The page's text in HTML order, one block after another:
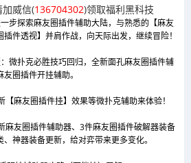
威信(136704302)领取福利黑科技
步探索麻友圈插件辅助大陆，与熟悉的【麻友
件透视】并肩作战，向天际出发，继续冒险！
微扑克必胜技巧回归，全新面孔麻友圈插件辅
圈插件开挂辅助。
麻友圈插件挂】效果等微扑克辅助来体验！
麻友圈插件辅助器、3件麻友圈插件破解器装备
神器装备更新，给对弈带来更多变化。